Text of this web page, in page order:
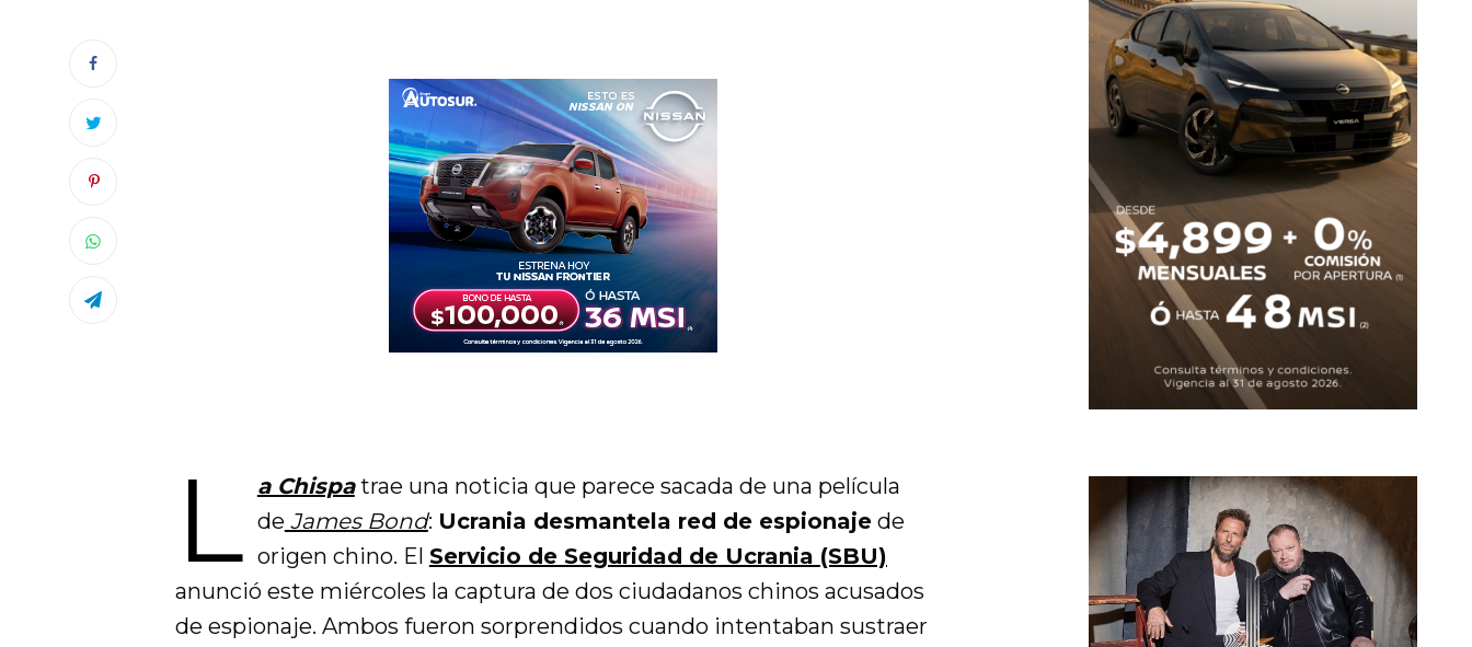
L a Chispatrae una noticia que parece sacada de una película
de James Bond: Ucrania desmantela red de espionajede
origen chino. El Servicio de Seguridad de Ucrania (SBU)
anunció este miércoles la captura de dos ciudadanos chinos acusados
de espionaje. Ambos fueron sorprendidos cuando intentaban sustraer